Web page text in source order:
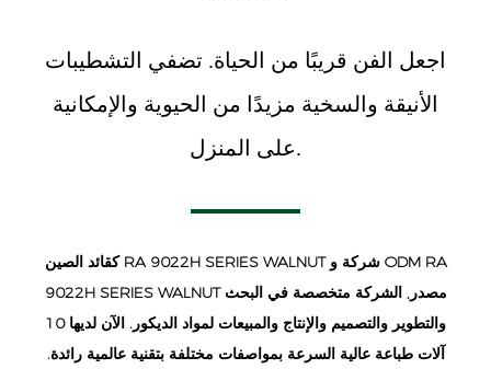
اجعل الفن قريبًا من الحياة. تضفي التشطيبات
الأنيقة والسخية مزيدًا من الحيوية والإمكانية
على المنزل.
كقائد الصين RA 9022H SERIES WALNUT شركةو ODM RA
9022H SERIES WALNUT مصدر, الشركة متخصصة في البحث
والتطوير والتصميم والإنتاج والمبيعات لمواد الديكور. الآن لديها 10
آلات طباعة عالية السرعة بمواصفات مختلفة بتقنية عالمية رائدة.